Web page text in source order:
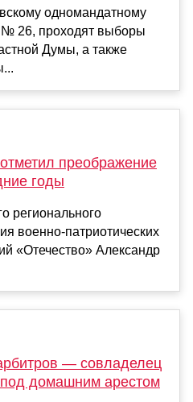
одномандатному
№ 26, проходят выборы
Думы, а также
преображение
годы
регионального
военно-патриотических
«Отечество» Александр
— совладелец
домашним арестом